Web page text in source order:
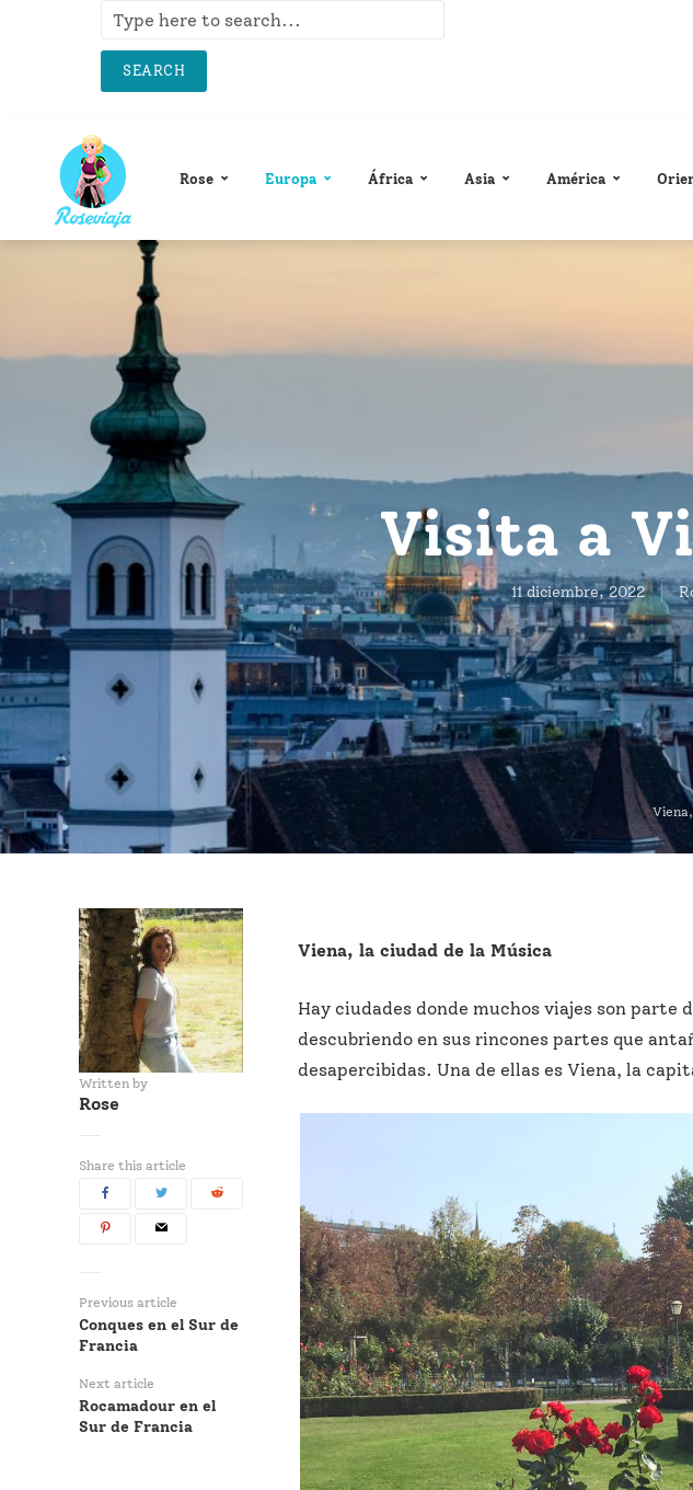
SEARCH
Rose Europa África Asia América
Visita a
11 diciembre, 2022
Written by
Rose
Share this article
Previous article
Conques en el Sur de
Francia
Next article
Rocamadour en el
Sur de Francia
Viena, la ciudad de la Música
Hay ciudades donde muchos viajes son parte
descubriendo en sus rincones partes que
desapercibidas. Una de ellas es Viena, la